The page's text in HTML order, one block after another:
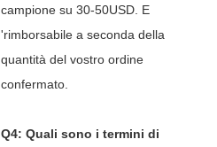
campione su 30-50USD. E
'rimborsabile a seconda della
quantità del vostro ordine
confermato.
Q4: Quali sono i termini di